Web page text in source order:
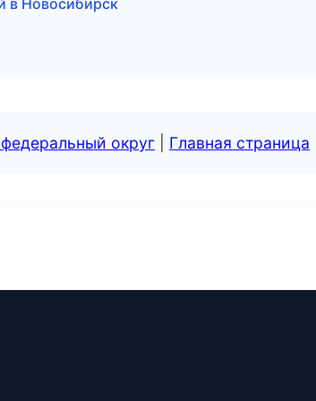
в Новосибирск
округ Главная страница